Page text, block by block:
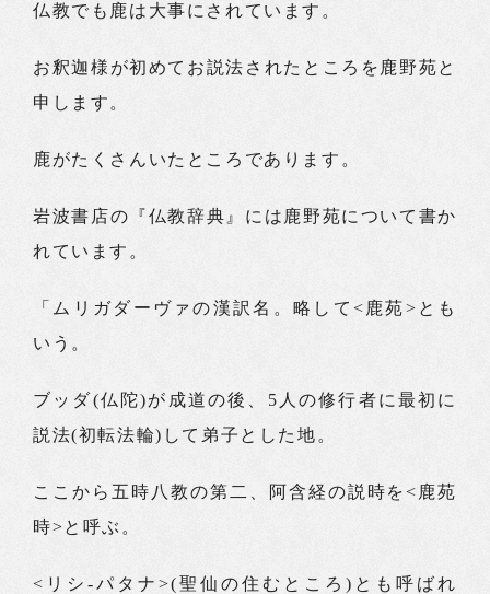
仏教でも鹿は大事にされています。
お釈迦様が初めてお説法されたところを鹿野苑と
申します。
鹿がたくさんいたところであります。
岩波書店の『仏教辞典』には鹿野苑について書か
れています。
「ムリガダーヴァの漢訳名。略して<鹿苑>とも
いう。
ブッダ(仏陀)が成道の後、5人の修行者に最初に
説法(初転法輪)して弟子とした地。
ここから五時八教の第二、阿含経の説時を<鹿苑
時>と呼ぶ。
<リシ‐パタナ>(聖仙の住むところ)とも呼ばれ